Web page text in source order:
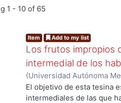
1 - 10 of 65
Item Add to my list
Los frutos impropios
intermedial de los
(Universidad Autónoma
Hernández Hernández,
El objetivo de esta tesina
intermediales de las que